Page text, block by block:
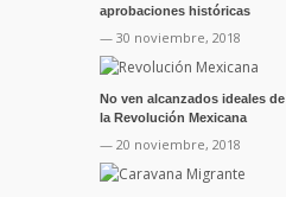
aprobaciones históricas
— 30 noviembre, 2018
No ven alcanzados ideales de
la Revolución Mexicana
— 20 noviembre, 2018